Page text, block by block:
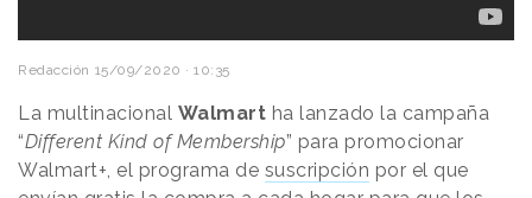
Redacción 15/09/2020 · 10:35
La multinacional Walmart ha lanzado la campaña
“Different Kind of Membership” para promocionar
Walmart+, el programa de suscripción por el que